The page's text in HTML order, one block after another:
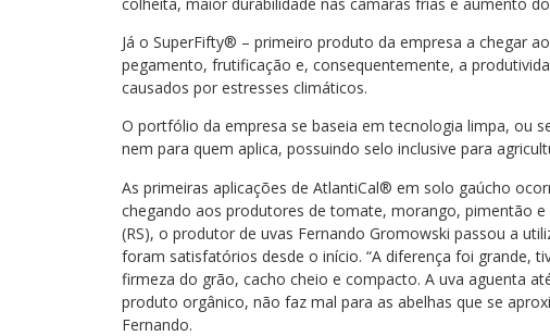
Já o SuperFifty® – primeiro produto da empresa a chegar
pegamento, frutificação e, consequentemente, a
causados por estresses climáticos.
O portfólio da empresa se baseia em tecnologia limpa, ou
nem para quem aplica, possuindo selo inclusive para
As primeiras aplicações de AtlantiCal® em solo gaúcho
chegando aos produtores de tomate, morango, pimentão
(RS), o produtor de uvas Fernando Gromowski passou a
foram satisfatórios desde o início. “A diferença foi grande,
firmeza do grão, cacho cheio e compacto. A uva aguenta
produto orgânico, não faz mal para as abelhas que se
Fernando.